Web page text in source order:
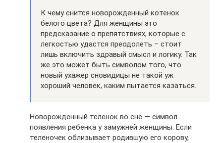
К чему снится новорожденный котенок
белого цвета? Для женщины это
предсказание о препятствиях, которые с
легкостью удастся преодолеть – стоит
лишь включить здравый смысл и логику. Так
же это может быть символом того, что
новый ухажер сновидицы не такой уж
хороший человек, каким пытается казаться.
Новорожденный теленок во сне — символ
появления ребенка у замужней женщины. Если
теленочек облизывает родившую его корову,